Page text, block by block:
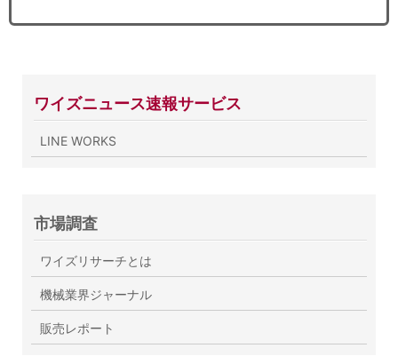
ワイズニュース速報サービス
LINE WORKS
市場調査
ワイズリサーチとは
機械業界ジャーナル
販売レポート